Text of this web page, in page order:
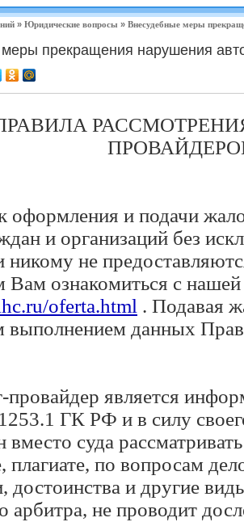
» Юридические вопросы » Внесудебные меры
прекращения нарушения
РАССМОТРЕНИЯ
и подачи
и организаций без
никому не
Вам ознакомиться с
oferta.html . Подавая
выполнением данных
является
1253.1 ГК РФ и в силу
вместо суда
плагиате, по вопросам
достоинства и другие
арбитра, не проводит